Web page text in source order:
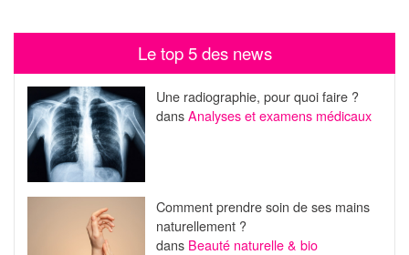
Le top 5 des news
Une radiographie, pour quoi faire ?
dansAnalyses et examens médicaux
Comment prendre soin de ses mains
naturellement ?
dans Beauté naturelle & bio